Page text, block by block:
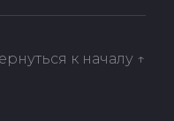
к началу ↑